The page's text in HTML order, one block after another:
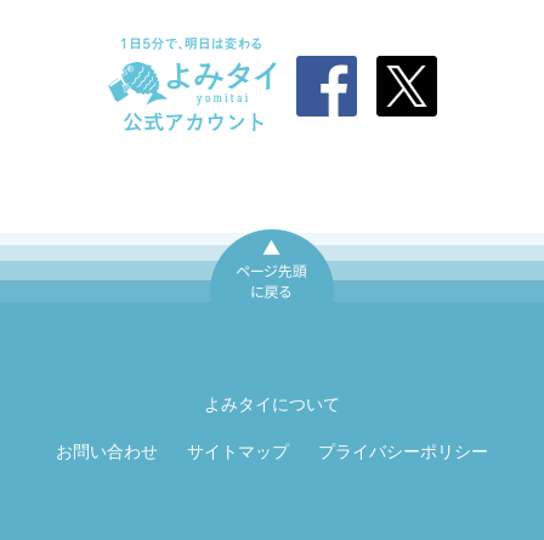
よみタイについて
お問い合わせ サイトマップ プライバシーポリシー